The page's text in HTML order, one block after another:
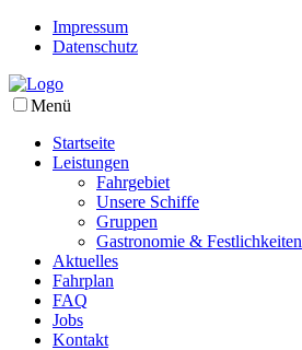
Impressum
Datenschutz
Menü
Startseite
Leistungen
Fahrgebiet
Unsere Schiffe
Gruppen
Gastronomie & Festlichkeiten
Aktuelles
Fahrplan
FAQ
Jobs
Kontakt